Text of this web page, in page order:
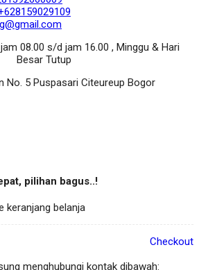
08.00 s/d jam 16.00 , Minggu & Hari
Besar Tutup
No. 5 Puspasari Citeureup Bogor
pilihan bagus..!
keranjang belanja
Checkout
menghubungi kontak dibawah: